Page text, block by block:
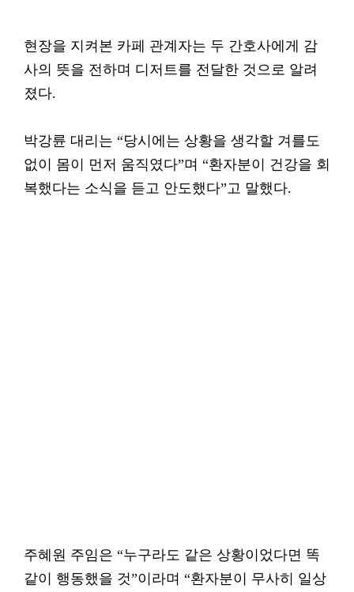
현장을 지켜본 카페 관계자는 두 간호사에게 감
사의 뜻을 전하며 디저트를 전달한 것으로 알려
졌다.
박강륜 대리는 “당시에는 상황을 생각할 겨를도
없이 몸이 먼저 움직였다”며 “환자분이 건강을 회
복했다는 소식을 듣고 안도했다”고 말했다.
주혜원 주임은 “누구라도 같은 상황이었다면 똑
같이 행동했을 것”이라며 “환자분이 무사히 일상